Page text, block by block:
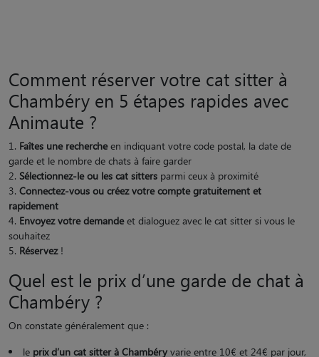
Comment réserver votre cat sitter à
Chambéry en 5 étapes rapides avec
Animaute ?
Faîtes une rechercheen indiquant votre code postal, la date de
garde et le nombre de chats à faire garder
Sélectionnez-le ou les cat sitters parmi ceux à proximité
Connectez-vous ou créez votre compte gratuitement et
rapidement
Envoyez votre demandeet dialoguez avec le cat sitter si vous le
souhaitez
Réservez !
Quel est le prix d’une garde de chat à
Chambéry ?
On constate généralement que :
le prix d’un cat sitter à Chambéry varie entre 10€ et 24€ par jour,